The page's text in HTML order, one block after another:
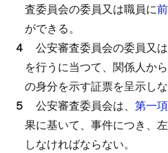
査委員会の委員又は職員に
ができる。
４ 公安審査委員会の委員又は
を行うに当つて、関係人か
の身分を示す証票を呈示しな
５ 公安審査委員会は、 第一項
果に基いて、事件につき、
しなければならない。